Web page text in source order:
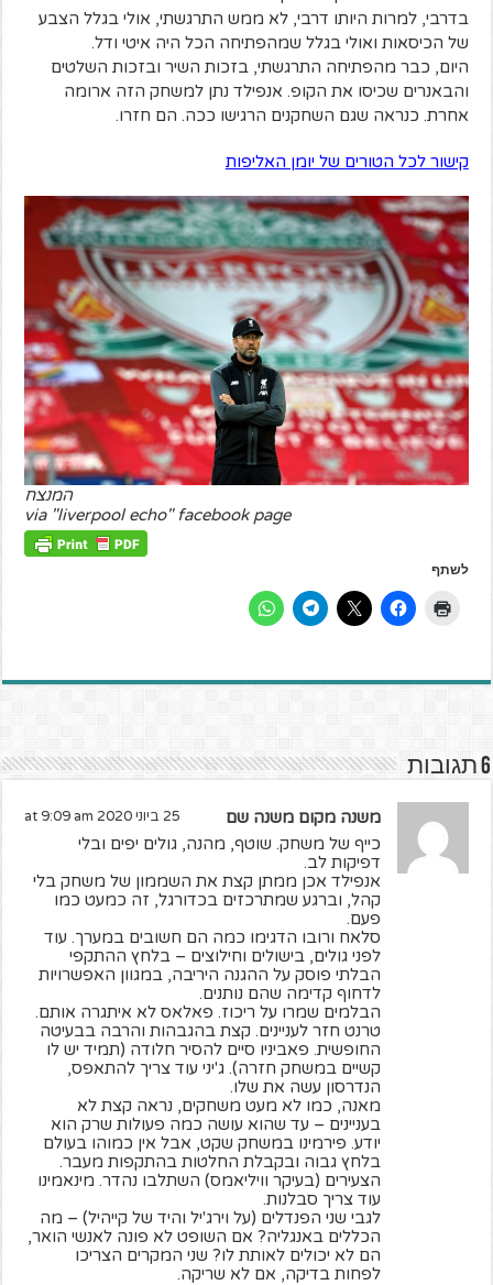
בדרבי, למרות היותו דרבי, לא ממש התרגשתי, אולי בגלל הצבע
של הכיסאות ואולי בגלל שמהפתיחה הכל היה איטי ודל.
היום, כבר מהפתיחה התרגשתי, בזכות השיר ובזכות השלטים
והבאנרים שכיסו את הקופ. אנפילד נתן למשחק הזה ארומה
אחרת. כנראה שגם השחקנים הרגישו ככה. הם חזרו.
קישור לכל הטורים של יומן האליפות
המנצח
via "liverpool echo" facebook page
לשתף
6 תגובות
משנה מקום משנה שם 25 ביוני 2020 at 9:09 am
כייף של משחק. שוטף, מהנה, גולים יפים ובלי
דפיקות לב.
אנפילד אכן ממתן קצת את השממון של משחק בלי
קהל, וברגע שמתרכזים בכדורגל, זה כמעט כמו
פעם.
סלאח ורובו הדגימו כמה הם חשובים במערך. עוד
לפני גולים, בישולים וחילוצים – בלחץ ההתקפי
הבלתי פוסק על ההגנה היריבה, במגוון האפשרויות
לדחוף קדימה שהם נותנים.
הבלמים שמרו על ריכוז. פאלאס לא איתגרה אותם.
טרנט חזר לעניינים. קצת בהגבהות והרבה בבעיטה
החופשית. פאביניו סיים להסיר חלודה (תמיד יש לו
קשיים במשחק חזרה). ג'יני עוד צריך להתאפס,
הנדרסון עשה את שלו.
מאנה, כמו לא מעט משחקים, נראה קצת לא
בעניינים – עד שהוא עושה כמה פעולות שרק הוא
יודע. פירמינו במשחק שקט, אבל אין כמוהו בעולם
בלחץ גבוה ובקבלת החלטות בהתקפות מעבר.
הצעירים (בעיקר וויליאמס) השתלבו נהדר. מינאמינו
עוד צריך סבלנות.
לגבי שני הפנדלים (על וירג'יל והיד של קייהיל) – מה
הכללים באנגליה? אם השופט לא פונה לאנשי הואר,
הם לא יכולים לאותת לו? שני המקרים הצריכו
לפחות בדיקה, אם לא שריקה.